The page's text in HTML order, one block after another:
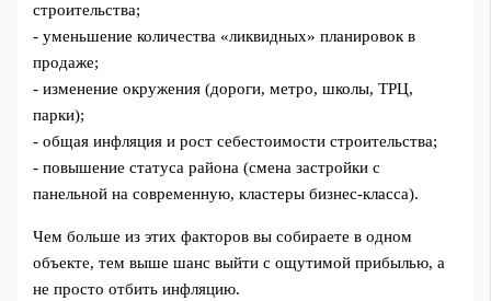
строительства;
- уменьшение количества «ликвидных» планировок в
продаже;
- изменение окружения (дороги, метро, школы, ТРЦ,
парки);
- общая инфляция и рост себестоимости строительства;
- повышение статуса района (смена застройки с
панельной на современную, кластеры бизнес-класса).
Чем больше из этих факторов вы собираете в одном
объекте, тем выше шанс выйти с ощутимой прибылью, а
не просто отбить инфляцию.